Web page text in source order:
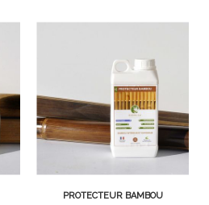
PROTECTEUR BAMBOU